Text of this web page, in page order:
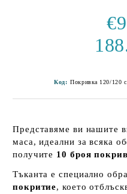
Код:
Представяме ви нашите
маса, идеални за всяка
получите 10 броя
Тъканта е специално
покритие, което